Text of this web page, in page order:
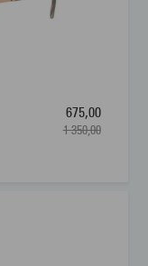
675,00
1 350,00